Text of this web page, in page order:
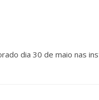
dia 30 de maio nas